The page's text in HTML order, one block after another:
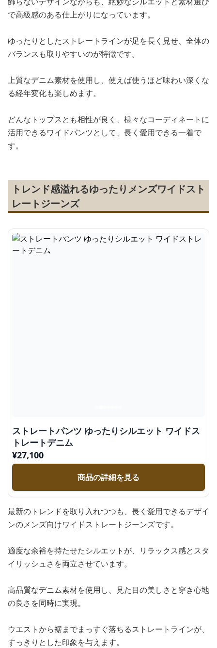
で高級感のある仕上がりになっています。
ゆったりとしたストレートラインが足を長く見せ、全体の
バランスも取りやすいのが特徴です。
上質なデニム素材を使用し、使えば使うほど味わい深くな
る経年変化も楽しめます。
どんなトップスとも相性が良く、様々なコーディネートに
活用できるワイドパンツとして、長く愛用できる一着で
す。
トレンド感溢れるゆったりメンズワイドスト
レートジーンズ
ストレートパンツ ゆったりシルエット ワイドス
トレートデニム
¥27,100
商品の詳細を見る
最新のトレンドを取り入れつつも、長く愛用できるデザイ
ンのメンズ向けワイドストレートジーンズです。
適度な余裕を持たせたシルエットが、リラックス感とスタ
イリッシュさを両立させています。
高品質なデニム素材を使用し、見た目の美しさと穿き心地
の良さを同時に実現。
ウエストから裾までまっすぐ落ちるストレートラインが、
すっきりとした印象を与えます。